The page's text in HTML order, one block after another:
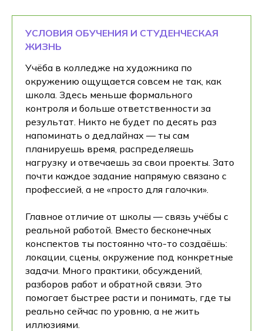
УСЛОВИЯ ОБУЧЕНИЯ И СТУДЕНЧЕСКАЯ
ЖИЗНЬ
Учёба в колледже на художника по
окружению ощущается совсем не так, как
школа. Здесь меньше формального
контроля и больше ответственности за
результат. Никто не будет по десять раз
напоминать о дедлайнах — ты сам
планируешь время, распределяешь
нагрузку и отвечаешь за свои проекты. Зато
почти каждое задание напрямую связано с
профессией, а не «просто для галочки».
Главное отличие от школы — связь учёбы с
реальной работой. Вместо бесконечных
конспектов ты постоянно что-то создаёшь:
локации, сцены, окружение под конкретные
задачи. Много практики, обсуждений,
разборов работ и обратной связи. Это
помогает быстрее расти и понимать, где ты
реально сейчас по уровню, а не жить
иллюзиями.